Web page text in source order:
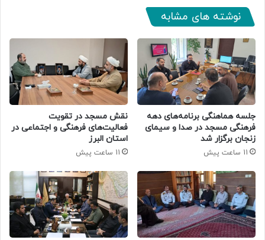
نوشته های مشابه
جلسه هماهنگی برنامه‌های دهه
فرهنگی مسجد در صدا و سیمای
زنجان برگزار شد
11 ساعت پیش
نقش مسجد در تقویت
فعالیت‌های فرهنگی و اجتماعی در
استان البرز
11 ساعت پیش